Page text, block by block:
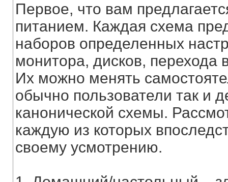
Первое, что вам
питанием. Каждая схема
наборов определенных
монитора, дисков,
Их можно менять
обычно пользователи так и
канонической схемы.
каждую из которых
своему усмотрению.